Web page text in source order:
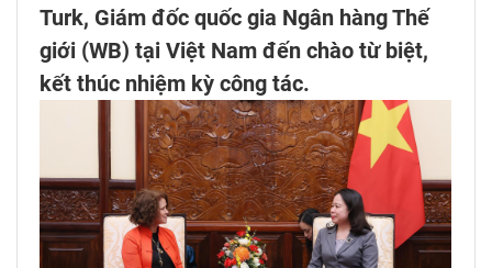
Turk, Giám đốc quốc gia Ngân hàng Thế
giới (WB) tại Việt Nam đến chào từ biệt,
kết thúc nhiệm kỳ công tác.